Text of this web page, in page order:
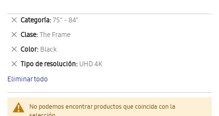
No podemos encontrar productos que coincida con la
Categoría 75" - 84"
Eliminar
este
artículo
Clase The Frame
Eliminar
este
artículo
Color Black
Eliminar
este
artículo
Tipo de resolución UHD 4K
Eliminar
este
artículo
Eliminar todo